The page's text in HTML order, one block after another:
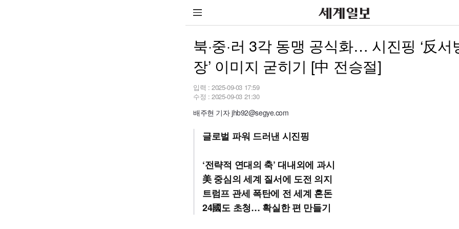
북·중·러 3각 동맹 공식화… 시진핑 ‘反서
장’ 이미지 굳히기 [中 전승절]
입력 : 2025-09-03 17:59
수정 : 2025-09-03 21:30
배주현 기자 jhb92@segye.com
글로벌 파워 드러낸 시진핑
‘전략적 연대의 축’ 대내외에 과시
美 중심의 세계 질서에 도전 의지
트럼프 관세 폭탄에 전 세계 혼돈
24國도 초청… 확실한 편 만들기